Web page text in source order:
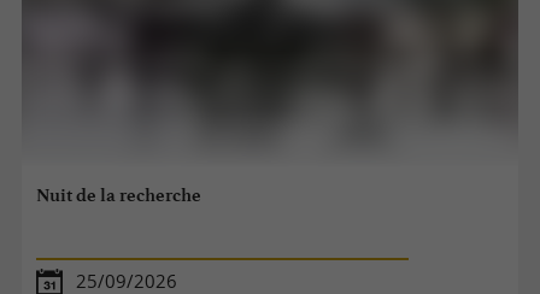
Nuit de la recherche
25/09/2026